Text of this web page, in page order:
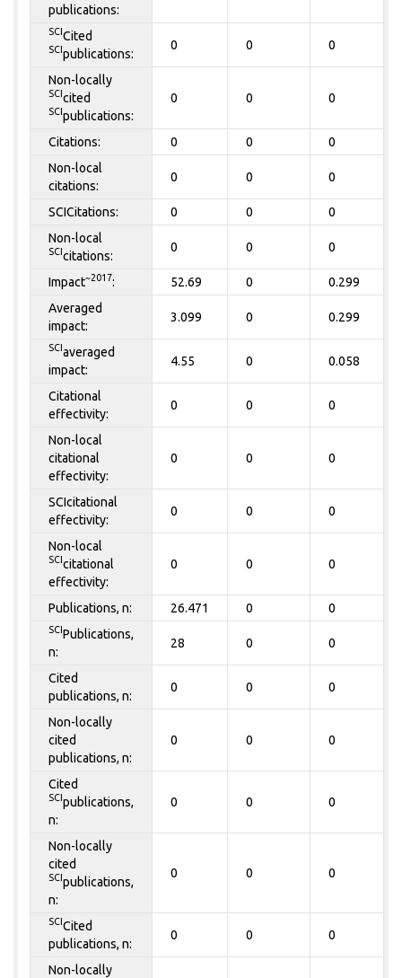
publications:
SCI Cited
SCI publications:
0 0 0
Non-locally
SCI cited
SCI publications:
0 0 0
Citations: 0 0 0
Non-local
citations:
0 0 0
SCICitations: 0 0 0
Non-local
SCI citations:
0 0 0
Impact~2017: 52.69 0 0.299
Averaged
impact:
3.099 0 0.299
SCI averaged
impact:
4.55 0 0.058
Citational
effectivity:
0 0 0
Non-local
citational
effectivity:
0 0 0
SCIcitational
effectivity:
0 0 0
Non-local
SCI citational
effectivity:
0 0 0
Publications, n: 26.471 0 0
SCI Publications,
n:
28 0 0
Cited
publications, n:
0 0 0
Non-locally
cited
publications, n:
0 0 0
Cited
SCI publications,
n:
0 0 0
Non-locally
cited
SCI publications,
n:
0 0 0
SCI Cited
publications, n:
0 0 0
Non-locally